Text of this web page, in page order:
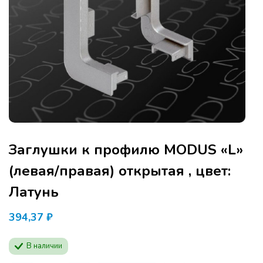
Заглушки к профилю MODUS «L»
(левая/правая) открытая , цвет:
Латунь
394,37 ₽
В наличии
Программа семинара расчитана для
производителей мебели и дизайнеров.